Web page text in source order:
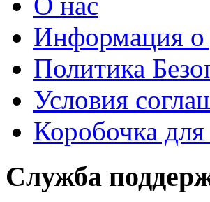
Информация о
Политика
Условия
Коробочка для
Служба